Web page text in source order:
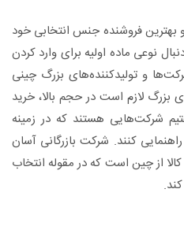
بهترین فروشنده جنس انتخابی خود
نوعی ماده اولیه برای وارد کردن
و تولیدکننده‌های بزرگ چینی
بزرگ لازم است در حجم بالا، خرید
شرکت‌هایی هستند که در زمینه
کنند. شرکت بازرگانی آسان
از چین است که در مقوله انتخاب